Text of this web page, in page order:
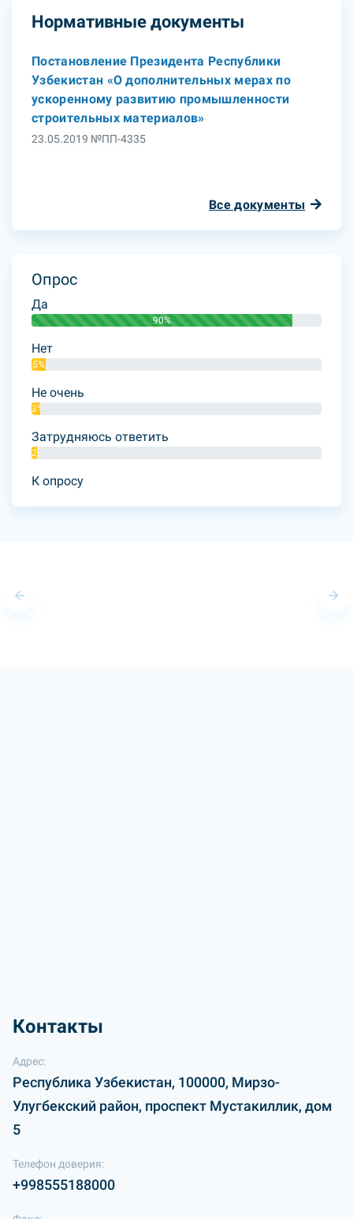
Нормативные документы
Постановление Президента Республики
Узбекистан «О дополнительных мерах по
ускоренному развитию промышленности
строительных материалов»
23.05.2019 №ПП-4335
Все документы
Опрос
Да
90%
Нет
5%
Не очень
3%
Затрудняюсь ответить
2%
К опросу
Контакты
Адрес:
Республика Узбекистан, 100000, Мирзо-
Улугбекский район, проспект Мустакиллик, дом
5
Телефон доверия:
+998555188000